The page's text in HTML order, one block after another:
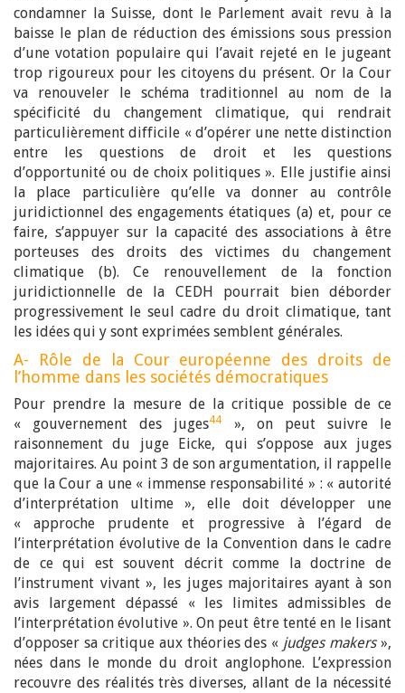
condamner la Suisse, dont le Parlement avait revu à la
baisse le plan de réduction des émissions sous pression
d’une votation populaire qui l’avait rejeté en le jugeant
trop rigoureux pour les citoyens du présent. Or la Cour
va renouveler le schéma traditionnel au nom de la
spécificité du changement climatique, qui rendrait
particulièrement difficile « d’opérer une nette distinction
entre les questions de droit et les questions
d’opportunité ou de choix politiques ». Elle justifie ainsi
la place particulière qu’elle va donner au contrôle
juridictionnel des engagements étatiques (a) et, pour ce
faire, s’appuyer sur la capacité des associations à être
porteuses des droits des victimes du changement
climatique (b). Ce renouvellement de la fonction
juridictionnelle de la CEDH pourrait bien déborder
progressivement le seul cadre du droit climatique, tant
les idées qui y sont exprimées semblent générales.
A- Rôle de la Cour européenne des droits de
l’homme dans les sociétés démocratiques
Pour prendre la mesure de la critique possible de ce
« gouvernement des juges44
», on peut suivre le
raisonnement du juge Eicke, qui s’oppose aux juges
majoritaires. Au point 3 de son argumentation, il rappelle
que la Cour a une « immense responsabilité » : « autorité
d’interprétation ultime », elle doit développer une
« approche prudente et progressive à l’égard de
l’interprétation évolutive de la Convention dans le cadre
de ce qui est souvent décrit comme la doctrine de
l’instrument vivant », les juges majoritaires ayant à son
avis largement dépassé « les limites admissibles de
l’interprétation évolutive ». On peut être tenté en le lisant
d’opposer sa critique aux théories des « judges makers»,
nées dans le monde du droit anglophone. L’expression
recouvre des réalités très diverses, allant de la nécessité